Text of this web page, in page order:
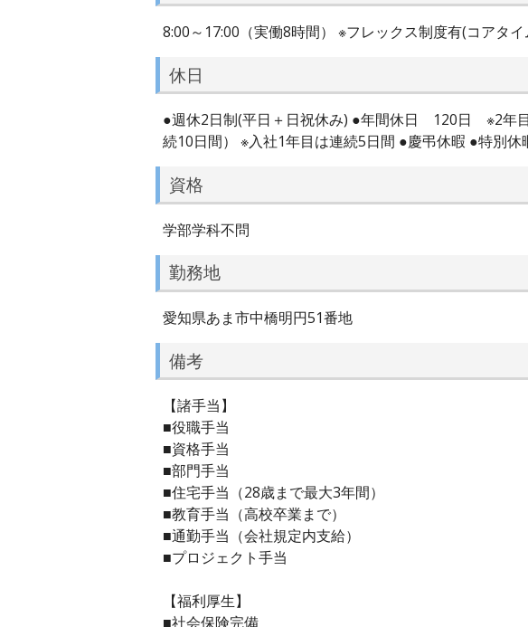
8:00～17:00（実働8時間） ※フレックス制度有(コアタ
休日
●週休2日制(平日＋日祝休み) ●年間休日 120日 ※2年
続10日間） ※入社1年目は連続5日間 ●慶弔休暇 ●特別休
資格
学部学科不問
勤務地
愛知県あま市中橋明円51番地
備考
【諸手当】
■役職手当
■資格手当
■部門手当
■住宅手当（28歳まで最大3年間）
■教育手当（高校卒業まで）
■通勤手当（会社規定内支給）
■プロジェクト手当
【福利厚生】
■社会保険完備